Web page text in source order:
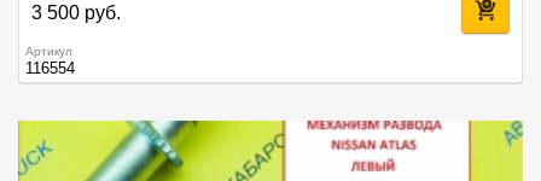
3 500 руб.
Артикул
116554